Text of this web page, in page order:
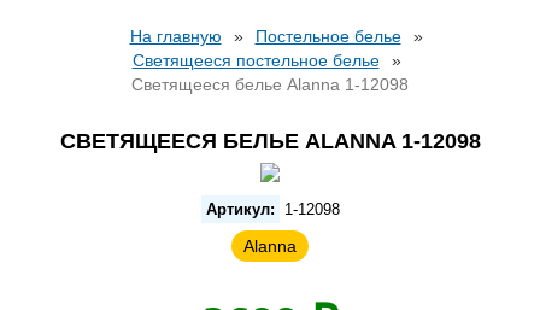
На главную » Постельное белье
»
Светящееся постельное белье
»
Светящееся белье Alanna 1-12098
СВЕТЯЩЕЕСЯ БЕЛЬЕ ALANNA 1-12098
Артикул: 1-12098
Alanna